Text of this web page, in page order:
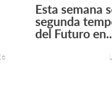
Esta semana
segunda
del Futuro